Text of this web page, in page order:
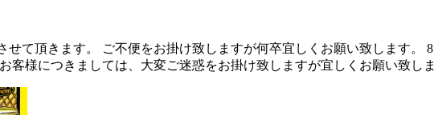
て頂きます。 ご不便をお掛け致しますが何卒宜しくお願い致します。
客様につきましては、大変ご迷惑をお掛け致しますが宜しくお願い致しま